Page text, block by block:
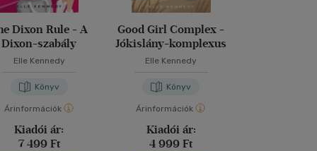
Dixon Rule - A
Dixon-szabály
Elle Kennedy
Könyv
Árinformációk
Kiadói ár:
7 499 Ft
Good Girl Complex -
Jókislány-komplexus
Elle Kennedy
Könyv
Árinformációk
Kiadói ár:
4 999 Ft